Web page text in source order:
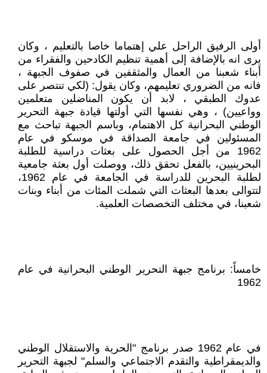
أولى الرفيق الراحل علي إهتماما خاصا بالتعليم ، وكان
يرى انه بالإضافة إلى أهمية تنظيم الكادحين والفقراء من
أبناء شعبنا من العمال والمثقفين في صفوف الجبهة ،
فانه من الضروري تعليمهم، وكان يقول: (لكي تنتصر على
عدوك الطبقي ، لابد أن يكون المناضلين متعلمين
وواعيين) ، وهي نفسها التي أولتها قيادة جبهة التحرير
الوطني البحرانية كل الاهتمام، وباسم الجبهة تباحث مع
المسئولين في جامعة الصداقة في موسكو في عام
1962 من أجل الحصول على بعثات دراسية للطلبة
البحرينيين، بالفعل تحقق ذلك، ووصلت أول بعثة جامعية
لطلبة البحرين للدراسة في الجامعة في عام 1962،
لتتوالى بعدها البعثات التي شملت المئات من أبناء وبنات
شعبنا، في مختلف التخصصات العلمية.
خامساً: برنامج جبهة التحرير الوطني البحرانية في عام
1962
في عام 1962 صدر برنامج "الحرية والاستقلال الوطني
والديمقراطية والتقدم الاجتماعي والسلم" لجبهة التحرير